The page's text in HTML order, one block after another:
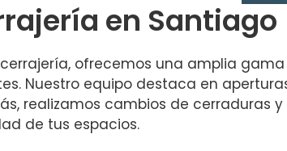
en Santiago
ofrecemos una amplia
Nuestro equipo destaca en
realizamos cambios de cerraduras
de tus espacios.